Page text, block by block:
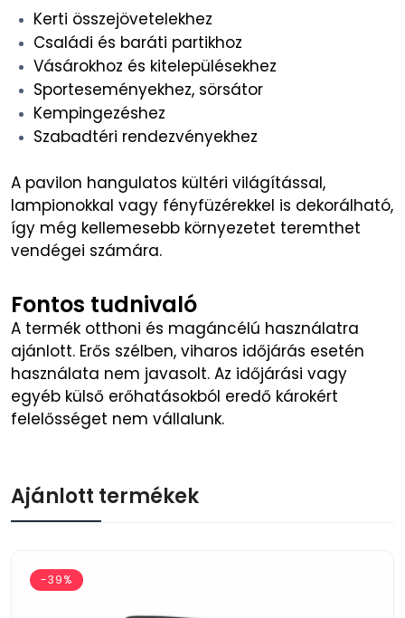
Kerti összejövetelekhez
Családi és baráti partikhoz
Vásárokhoz és kitelepülésekhez
Sporteseményekhez, sörsátor
Kempingezéshez
Szabadtéri rendezvényekhez
A pavilon hangulatos kültéri világítással,
lampionokkal vagy fényfüzérekkel is dekorálható,
így még kellemesebb környezetet teremthet
vendégei számára.
Fontos tudnivaló
A termék otthoni és magáncélú használatra
ajánlott. Erős szélben, viharos időjárás esetén
használata nem javasolt. Az időjárási vagy
egyéb külső erőhatásokból eredő károkért
felelősséget nem vállalunk.
Ajánlott termékek
-39%